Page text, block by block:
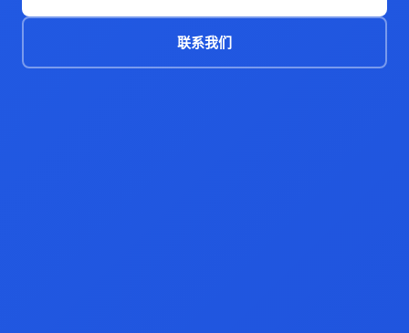
联系我们